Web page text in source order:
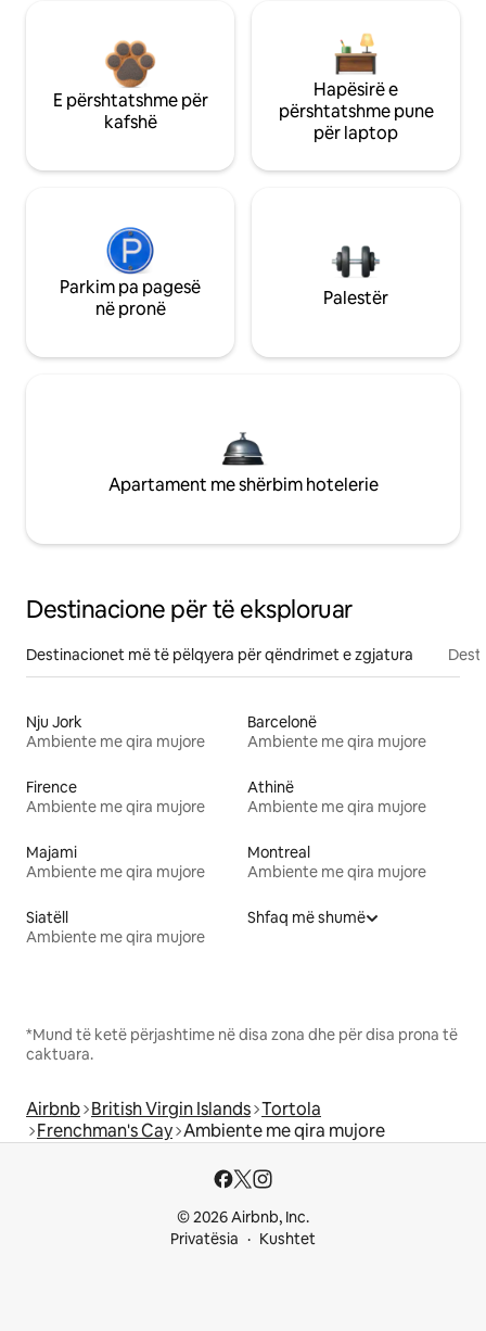
E përshtatshme për
kafshë
Hapësirë e
përshtatshme pune
për laptop
Parkim pa pagesë
në pronë
Palestër
Apartament me shërbim hotelerie
Destinacione për të eksploruar
Destinacionet më të pëlqyera për qëndrimet e zgjatura
Nju Jork
Ambiente me qira mujore
Barcelonë
Ambiente me qira mujore
Firence
Ambiente me qira mujore
Athinë
Ambiente me qira mujore
Majami
Ambiente me qira mujore
Montreal
Ambiente me qira mujore
Siatëll
Ambiente me qira mujore
Shfaq më shumë
*Mund të ketë përjashtime në disa zona dhe për disa prona të
caktuara.
Airbnb British Virgin Islands Tortola
Frenchman's Cay Ambiente me qira mujore
© 2026 Airbnb, Inc.
Privatësia
Kushtet